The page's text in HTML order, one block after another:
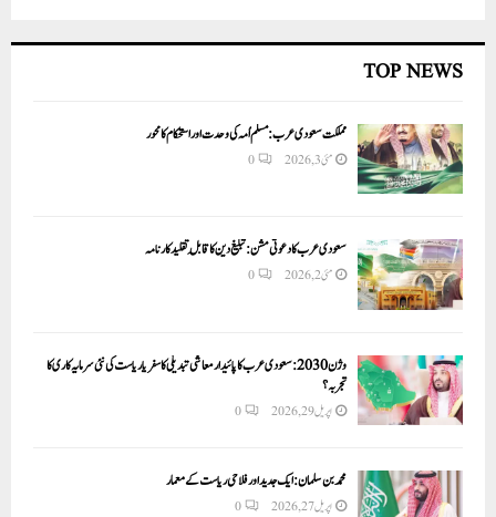
TOP NEWS
مملکت سعودی عرب: مسلم اُمہ کی وحدت اور استحکام کا محور
مئی 3, 2026 0
سعودی عرب کا دعوتی مشن: تبلیغ دین کا قابلِ تقلید کارنامہ
مئی 2, 2026 0
وژن 2030:سعودی عرب کا پائیدار معاشی تبدیلی کا سفر یا ریاست کی نئی سرمایہ کاری کا
تجربہ؟
اپریل 29, 2026 0
محمد بن سلمان: ایک جدید اور فلاحی ریاست کے معمار
اپریل 27, 2026 0